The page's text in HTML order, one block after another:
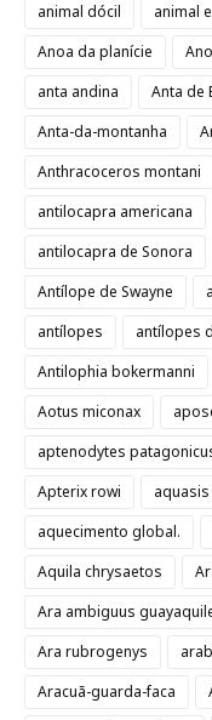
animal dócil
animal
Anoa da planície
anta andina
Anta de
Anta-da-montanha
Anthracoceros montani
antilocapra americana
antilocapra de Sonora
Antílope de Swayne
antílopes
antílopes
Antilophia bokermanni
Aotus miconax
aptenodytes
Apterix rowi
aquasis
aquecimento global.
Aquila chrysaetos
Ara ambiguus
Ara rubrogenys
Aracuã-guarda-faca